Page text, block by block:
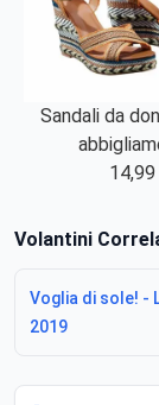
Sandali da
Volantini
Voglia di sole! -
2019